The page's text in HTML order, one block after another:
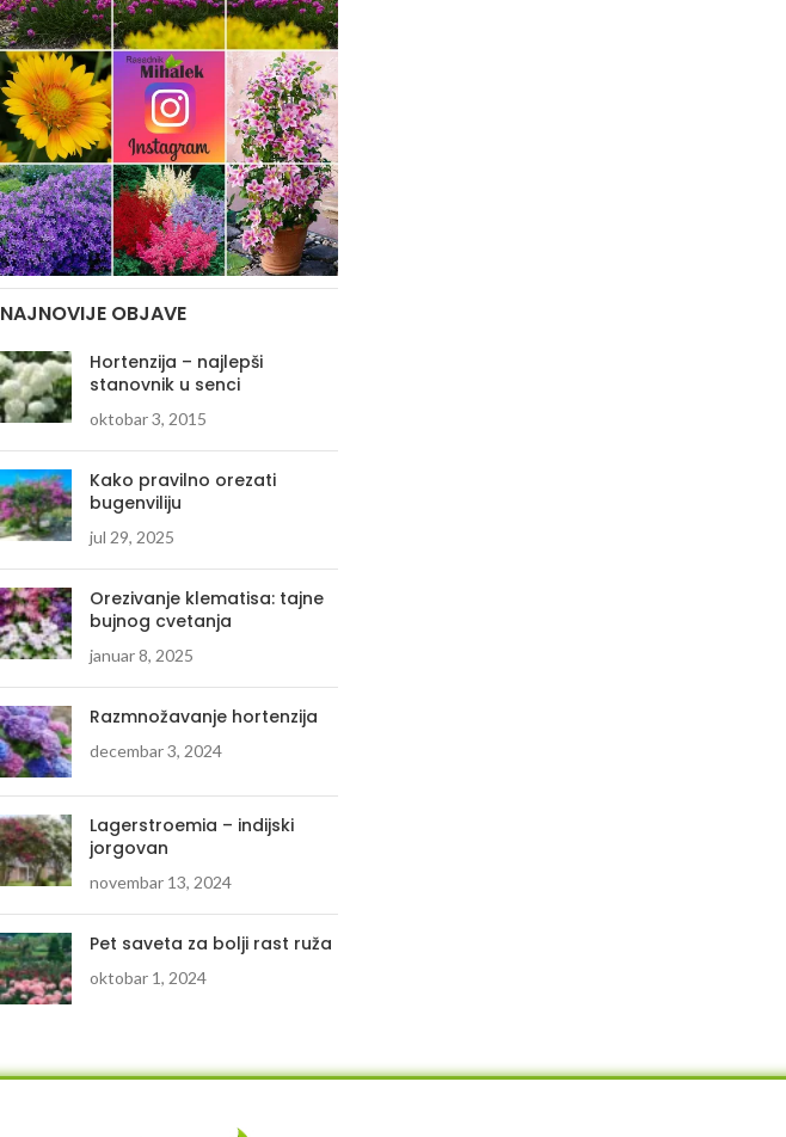
NAJNOVIJE OBJAVE
Hortenzija – najlepši
stanovnik u senci
oktobar 3, 2015
Kako pravilno orezati
bugenviliju
jul 29, 2025
Orezivanje klematisa: tajne
bujnog cvetanja
januar 8, 2025
Razmnožavanje hortenzija
decembar 3, 2024
Lagerstroemia – indijski
jorgovan
novembar 13, 2024
Pet saveta za bolji rast ruža
oktobar 1, 2024